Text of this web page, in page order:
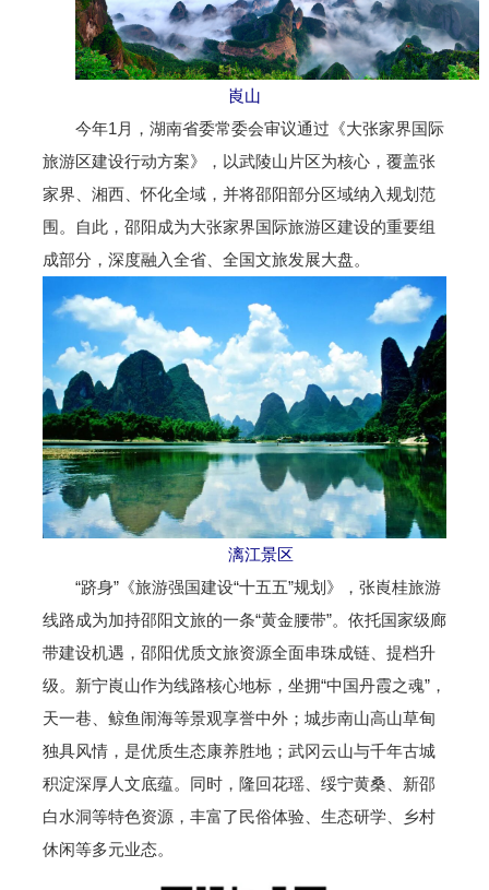
崀山
今年1月，湖南省委常委会审议通过《大张家界国际
旅游区建设行动方案》，以武陵山片区为核心，覆盖张
家界、湘西、怀化全域，并将邵阳部分区域纳入规划范
围。自此，邵阳成为大张家界国际旅游区建设的重要组
成部分，深度融入全省、全国文旅发展大盘。
漓江景区
“跻身”《旅游强国建设“十五五”规划》，张崀桂旅游
线路成为加持邵阳文旅的一条“黄金腰带”。依托国家级廊
带建设机遇，邵阳优质文旅资源全面串珠成链、提档升
级。新宁崀山作为线路核心地标，坐拥“中国丹霞之魂”，
天一巷、鲸鱼闹海等景观享誉中外；城步南山高山草甸
独具风情，是优质生态康养胜地；武冈云山与千年古城
积淀深厚人文底蕴。同时，隆回花瑶、绥宁黄桑、新邵
白水洞等特色资源，丰富了民俗体验、生态研学、乡村
休闲等多元业态。